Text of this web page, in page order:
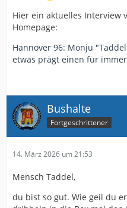
Hier ein aktuelles Interview
Homepage:
Hannover 96: Monju
etwas prägt einen für
Bushalte
Fortgeschrittener
14. März 2026 um 21:53
Mensch Taddel,
du bist so gut. Wie geil du